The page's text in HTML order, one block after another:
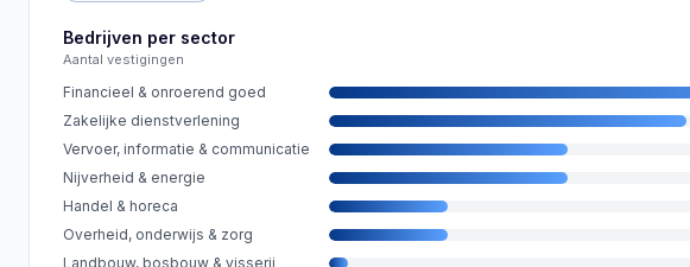
Bedrijven per sector
Aantal vestigingen
Financieel & onroerend goed
Zakelijke dienstverlening
Vervoer, informatie & communicatie
Nijverheid & energie
Handel & horeca
Overheid, onderwijs & zorg
Landbouw, bosbouw & visserij